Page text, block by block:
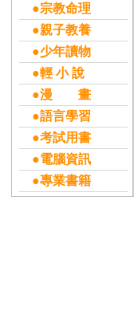
●宗教命理
●親子教養
●少年讀物
●輕 小 說
●漫 畫
●語言學習
●考試用書
●電腦資訊
●專業書籍